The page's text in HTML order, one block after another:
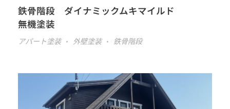
鉄骨階段 ダイナミックムキマイルド
無機塗装
アパート塗装 外壁塗装 鉄骨階段